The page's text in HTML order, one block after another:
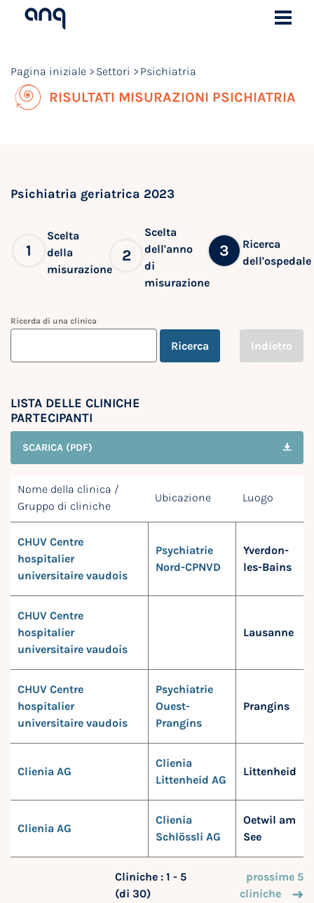
Pagina iniziale Settori Psichiatria
RISULTATI MISURAZIONI PSICHIATRIA
Psichiatria geriatrica 2023
1
Scelta
della
misurazione
2
Scelta
dell'anno
di
misurazione
3
Ricerca
dell'ospedale
Ricerda di una clinica
Ricerca Indietro
LISTA DELLE CLINICHE
PARTECIPANTI
SCARICA (PDF)
Nome della clinica /
Gruppo di cliniche
Ubicazione Luogo
CHUV Centre
hospitalier
universitaire vaudois
Psychiatrie
Nord-CPNVD
Yverdon-
les-Bains
CHUV Centre
hospitalier
universitaire vaudois
Lausanne
CHUV Centre
hospitalier
universitaire vaudois
Psychiatrie
Ouest-
Prangins
Prangins
Clienia AG
Clienia
Littenheid AG
Littenheid
Clienia AG
Clienia
Schlössli AG
Oetwil am
See
Cliniche : 1 - 5
(di 30)
prossime 5
cliniche